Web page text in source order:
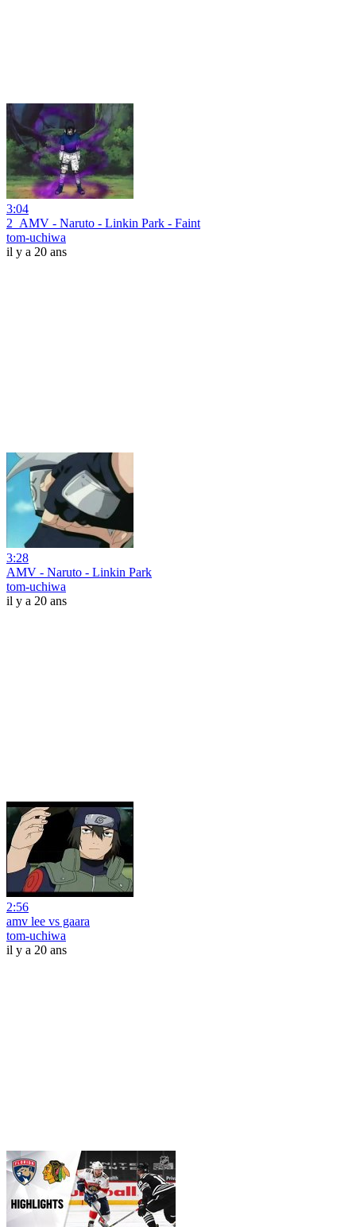
3:04
2_AMV - Naruto - Linkin Park - Faint
tom-uchiwa
il y a 20 ans
3:28
AMV - Naruto - Linkin Park
tom-uchiwa
il y a 20 ans
2:56
amv lee vs gaara
tom-uchiwa
il y a 20 ans